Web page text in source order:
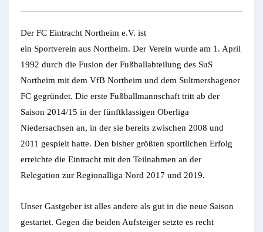
Der FC Eintracht Northeim e.V. ist
ein Sportverein aus Northeim. Der Verein wurde am 1. April
1992 durch die Fusion der Fußballabteilung des SuS
Northeim mit dem VfB Northeim und dem Sultmershagener
FC gegründet. Die erste Fußballmannschaft tritt ab der
Saison 2014/15 in der fünftklassigen Oberliga
Niedersachsen an, in der sie bereits zwischen 2008 und
2011 gespielt hatte. Den bisher größten sportlichen Erfolg
erreichte die Eintracht mit den Teilnahmen an der
Relegation zur Regionalliga Nord 2017 und 2019.
Unser Gastgeber ist alles andere als gut in die neue Saison
gestartet. Gegen die beiden Aufsteiger setzte es recht